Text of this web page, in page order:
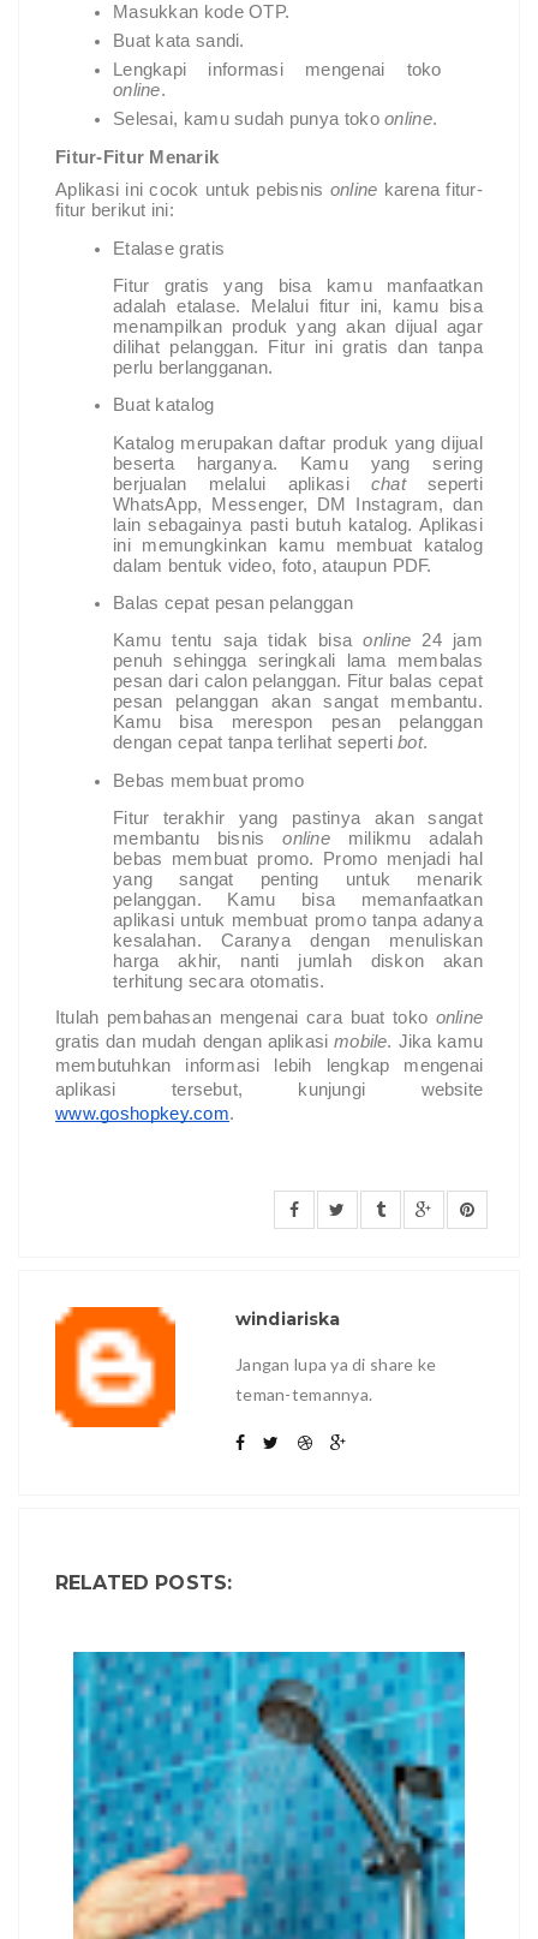
Masukkan kode OTP.
Buat kata sandi.
online.
Selesai, kamu sudah punya toko online.
Fitur-Fitur Menarik
Aplikasi ini cocok untuk pebisnis online karena fitur-
fitur berikut ini:
Etalase gratis
Fitur gratis yang bisa kamu manfaatkan
adalah etalase. Melalui fitur ini, kamu bisa
menampilkan produk yang akan dijual agar
dilihat pelanggan. Fitur ini gratis dan tanpa
perlu berlangganan.
Buat katalog
Katalog merupakan daftar produk yang dijual
beserta harganya. Kamu yang sering
berjualan melalui aplikasi chat seperti
WhatsApp, Messenger, DM Instagram, dan
lain sebagainya pasti butuh katalog. Aplikasi
ini memungkinkan kamu membuat katalog
dalam bentuk video, foto, ataupun PDF.
Balas cepat pesan pelanggan
Kamu tentu saja tidak bisa online 24 jam
penuh sehingga seringkali lama membalas
pesan dari calon pelanggan. Fitur balas cepat
pesan pelanggan akan sangat membantu.
Kamu bisa merespon pesan pelanggan
dengan cepat tanpa terlihat seperti bot.
Bebas membuat promo
Fitur terakhir yang pastinya akan sangat
membantu bisnis online milikmu adalah
bebas membuat promo. Promo menjadi hal
yang sangat penting untuk menarik
pelanggan. Kamu bisa memanfaatkan
aplikasi untuk membuat promo tanpa adanya
kesalahan. Caranya dengan menuliskan
harga akhir, nanti jumlah diskon akan
terhitung secara otomatis.
Itulah pembahasan mengenai cara buat toko
gratis dan mudah dengan aplikasi mobile. Jika kamu
membutuhkan informasi lebih lengkap mengenai
www.goshopkey.com.
windiariska
Jangan lupa ya di share ke
teman-temannya.
RELATED POSTS: